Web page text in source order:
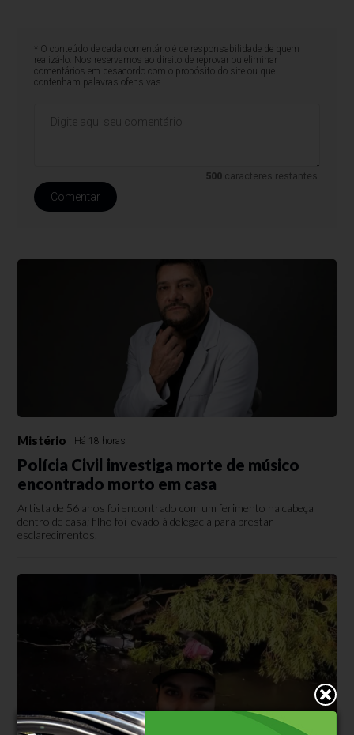
* O conteúdo de cada comentário é de responsabilidade de quem
realizá-lo. Nos reservamos ao direito de reprovar ou eliminar
comentários em desacordo com o propósito do site ou que
contenham palavras ofensivas.
500 caracteres restantes.
Comentar
Mistério Há 18 horas
Polícia Civil investiga morte de músico
encontrado morto em casa
Artista de 56 anos foi encontrado com um ferimento na cabeça
dentro de casa; filho foi levado à delegacia para prestar
esclarecimentos.